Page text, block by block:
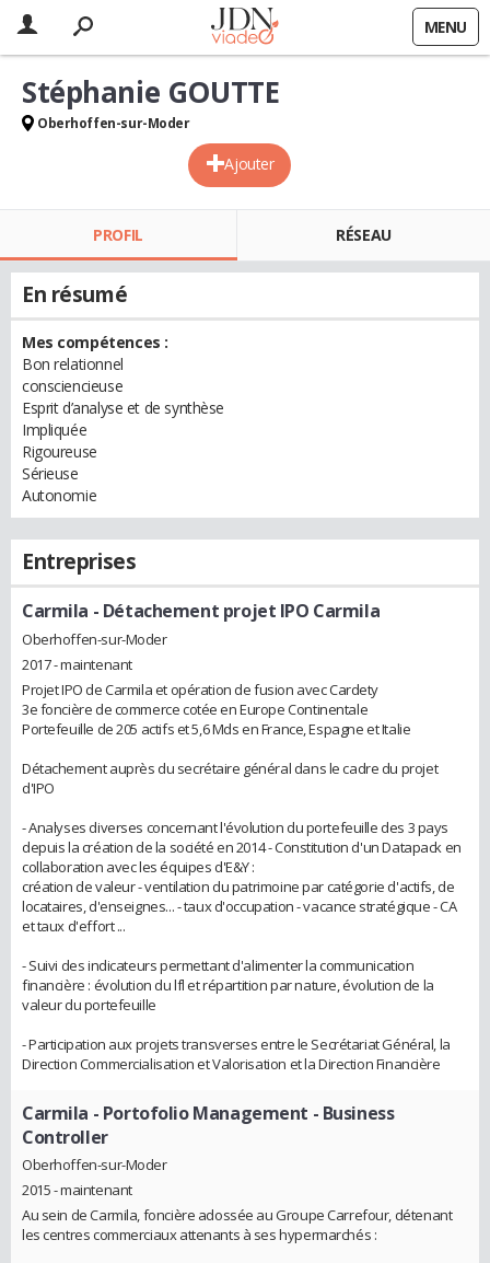
MENU
Ajouter
Stéphanie GOUTTE
Oberhoffen-sur-Moder
PROFIL RÉSEAU
En résumé
Mes compétences :
Bon relationnel
consciencieuse
Esprit d’analyse et de synthèse
Impliquée
Rigoureuse
Sérieuse
Autonomie
Entreprises
Carmila - Détachement projet IPO Carmila
Oberhoffen-sur-Moder
2017 - maintenant
Projet IPO de Carmila et opération de fusion avec Cardety
3e foncière de commerce cotée en Europe Continentale
Portefeuille de 205 actifs et 5,6 Mds en France, Espagne et Italie
Détachement auprès du secrétaire général dans le cadre du projet
d'IPO
- Analyses diverses concernant l'évolution du portefeuille des 3 pays
depuis la création de la société en 2014 - Constitution d'un Datapack en
collaboration avec les équipes d'E&Y :
création de valeur - ventilation du patrimoine par catégorie d'actifs, de
locataires, d'enseignes... - taux d'occupation - vacance stratégique - CA
et taux d'effort ...
- Suivi des indicateurs permettant d'alimenter la communication
financière : évolution du lfl et répartition par nature, évolution de la
valeur du portefeuille
- Participation aux projets transverses entre le Secrétariat Général, la
Direction Commercialisation et Valorisation et la Direction Financière
Carmila - Portofolio Management - Business
Controller
Oberhoffen-sur-Moder
2015 - maintenant
Au sein de Carmila, foncière adossée au Groupe Carrefour, détenant
les centres commerciaux attenants à ses hypermarchés :